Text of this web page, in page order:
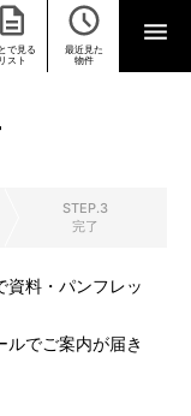
で見る
リスト
最近見た
物件
STEP.3
完了
資料・パンフレッ
ルでご案内が届き